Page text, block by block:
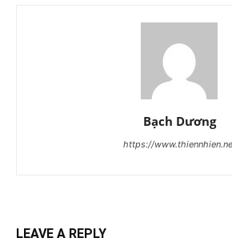
Bạch Dương
https://
LEAVE A REPLY